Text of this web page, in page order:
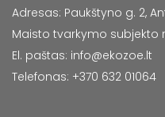
Adresas: Paukštyno g. 2,
Maisto tvarkymo subjekto
El. paštas: info@ekozoe.lt
Telefonas: +370 632 01064